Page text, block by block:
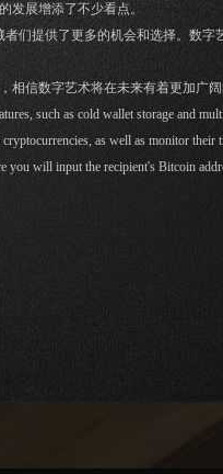
发展增添了不少看点。
们提供了更多的机会和选择。数
信数字艺术将在未来有着更加广
such as cold wallet storage and
as well as monitor their
will input the recipient's Bitcoin